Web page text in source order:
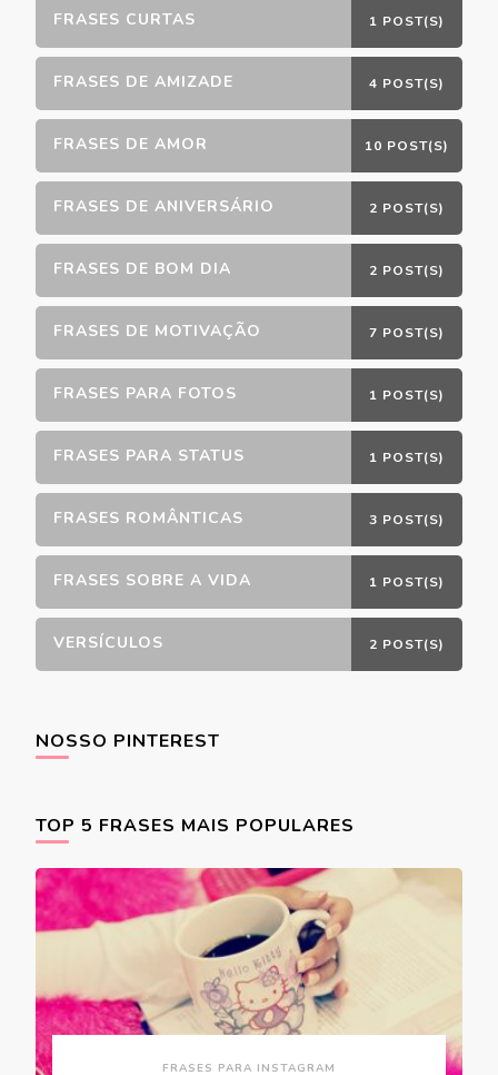
FRASES CURTAS 1 POST(S)
FRASES DE AMIZADE 4 POST(S)
FRASES DE AMOR 10 POST(S)
FRASES DE ANIVERSÁRIO 2 POST(S)
FRASES DE BOM DIA 2 POST(S)
FRASES DE MOTIVAÇÃO 7 POST(S)
FRASES PARA FOTOS 1 POST(S)
FRASES PARA STATUS 1 POST(S)
FRASES ROMÂNTICAS 3 POST(S)
FRASES SOBRE A VIDA 1 POST(S)
VERSÍCULOS 2 POST(S)
NOSSO PINTEREST
TOP 5 FRASES MAIS POPULARES
FRASES PARA INSTAGRAM